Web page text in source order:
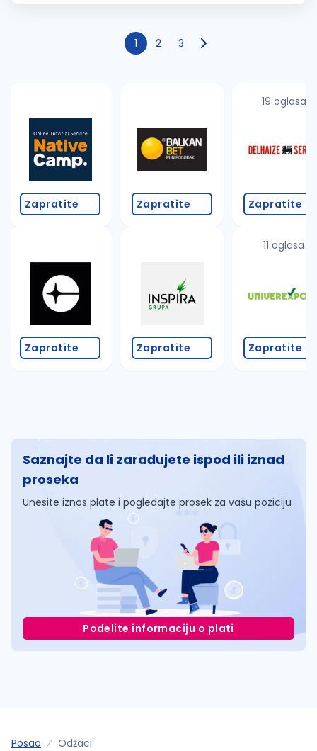
opreme; O...
1 2 3
Zapratite
Zapratite
Zapratite
Zapratite
19 oglasa
Zapratite
11 oglasa
Zapratite
Saznajte da li zarađujete ispod ili iznad
proseka
Unesite iznos plate i pogledajte prosek za vašu poziciju
Podelite informaciju o plati
Posao Odžaci